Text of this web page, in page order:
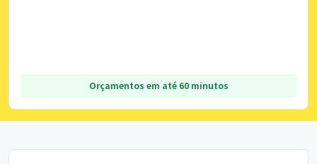
Orçamentos em até 60 minutos